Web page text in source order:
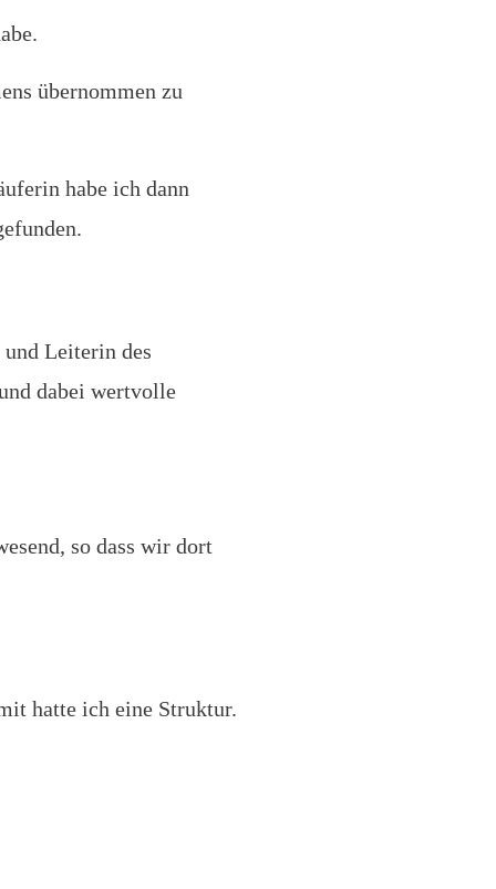
übernommen zu
habe ich dann
Leiterin des
dabei wertvolle
so dass wir dort
hatte ich eine Struktur.